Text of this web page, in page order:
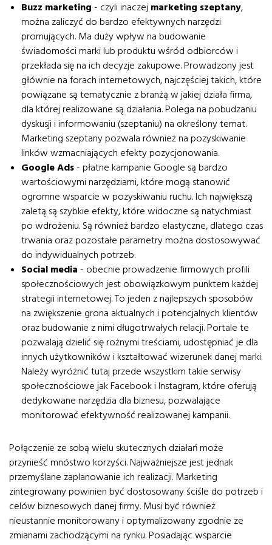
Buzz marketing - czyli inaczej marketing szeptany,
można zaliczyć do bardzo efektywnych narzędzi
promujących. Ma duży wpływ na budowanie
świadomości marki lub produktu wśród odbiorców i
przekłada się na ich decyzje zakupowe. Prowadzony jest
głównie na forach internetowych, najczęściej takich, które
powiązane są tematycznie z branżą w jakiej działa firma,
dla której realizowane są działania. Polega na pobudzaniu
dyskusji i informowaniu (szeptaniu) na określony temat.
Marketing szeptany pozwala również na pozyskiwanie
linków wzmacniających efekty pozycjonowania.
Google Ads - płatne kampanie Google są bardzo
wartościowymi narzędziami, które mogą stanowić
ogromne wsparcie w pozyskiwaniu ruchu. Ich największą
zaletą są szybkie efekty, które widoczne są natychmiast
po wdrożeniu. Są również bardzo elastyczne, dlatego czas
trwania oraz pozostałe parametry można dostosowywać
do indywidualnych potrzeb.
Social media - obecnie prowadzenie firmowych profili
społecznościowych jest obowiązkowym punktem każdej
strategii internetowej. To jeden z najlepszych sposobów
na zwiększenie grona aktualnych i potencjalnych klientów
oraz budowanie z nimi długotrwałych relacji. Portale te
pozwalają dzielić się rożnymi treściami, udostępniać je dla
innych użytkowników i kształtować wizerunek danej marki.
Należy wyróżnić tutaj przede wszystkim takie serwisy
społecznościowe jak Facebook i Instagram, które oferują
dedykowane narzędzia dla biznesu, pozwalające
monitorować efektywność realizowanej kampanii.
Połączenie ze sobą wielu skutecznych działań może
przynieść mnóstwo korzyści. Najważniejsze jest jednak
przemyślane zaplanowanie ich realizacji. Marketing
zintegrowany powinien być dostosowany ściśle do potrzeb i
celów biznesowych danej firmy. Musi być również
nieustannie monitorowany i optymalizowany zgodnie ze
zmianami zachodzącymi na rynku. Posiadając wsparcie